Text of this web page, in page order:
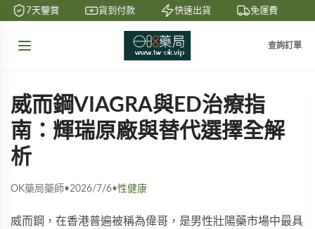
7天鑒賞 貨到付款 快速出貨 免運費
查詢訂單
威而鋼VIAGRA與ED治療指
南：輝瑞原廠與替代選擇全解
析
OK藥局藥師•2026/7/6•性健康
威而鋼，在香港普遍被稱為偉哥，是男性壯陽藥市場中最具